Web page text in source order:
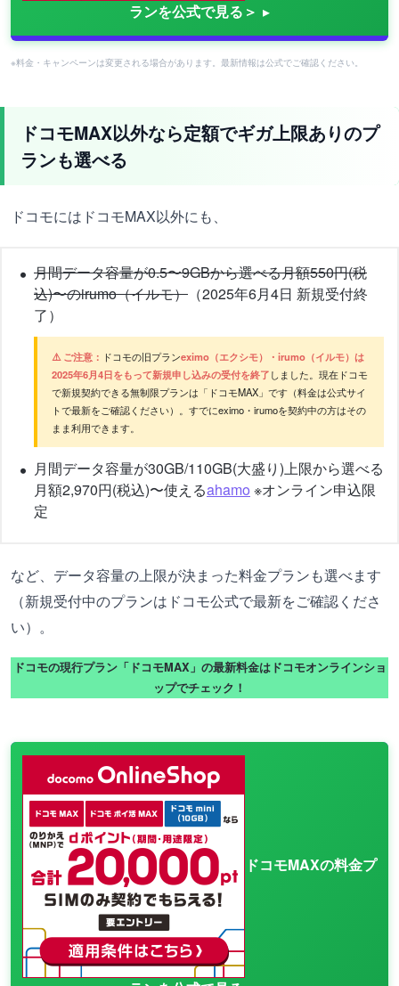
ランを公式で見る＞
※料金・キャンペーンは変更される場合があります。最新情報は公式でご確認ください。
ドコモMAX以外なら定額でギガ上限ありのプ
ランも選べる
ドコモにはドコモMAX以外にも、
月間データ容量が0.5〜9GBから選べる月額550円(税
込)〜のirumo（イルモ） （2025年6月4日 新規受付終
了）
⚠️ ご注意： ドコモの旧プランeximo（エクシモ）・irumo（イルモ）は
2025年6月4日をもって新規申し込みの受付を終了しました。現在ドコモ
で新規契約できる無制限プランは「ドコモMAX」です（料金は公式サイ
トで最新をご確認ください）。すでにeximo・irumoを契約中の方はその
まま利用できます。
月間データ容量が30GB/110GB(大盛り)上限から選べる
月額2,970円(税込)〜使えるahamo ※オンライン申込限
定
など、データ容量の上限が決まった料金プランも選べます
（新規受付中のプランはドコモ公式で最新をご確認くださ
い）。
ドコモの現行プラン「ドコモMAX」の最新料金はドコモオンラインショ
ップでチェック！
ドコモMAXの料金プ